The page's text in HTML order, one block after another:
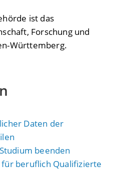
ist das
Forschung und
Württemberg.
Daten der
beenden
für beruflich Qualifizierte